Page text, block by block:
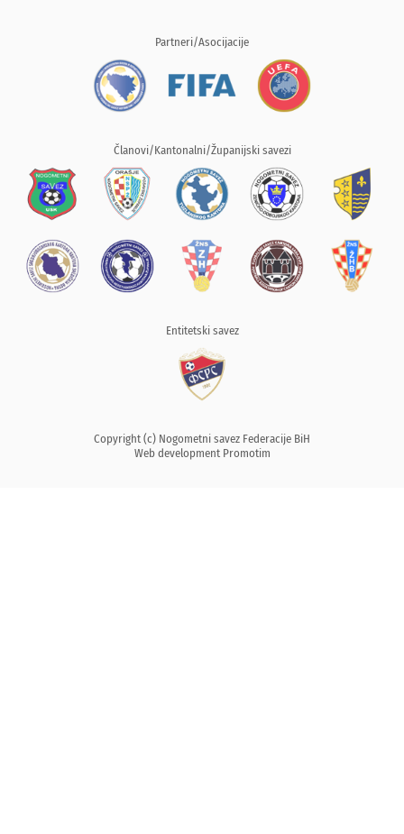
Partneri/Asocijacije
Članovi/Kantonalni/Županijski savezi
Entitetski savez
Copyright (c) Nogometni savez Federacije BiH
Web development Promotim